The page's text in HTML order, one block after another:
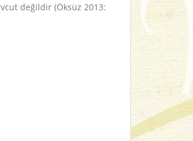
değildir (Öksüz 2013: